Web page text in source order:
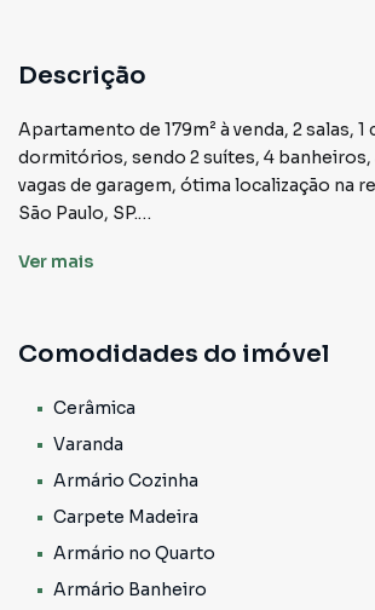
Descrição
Apartamento de 179m² à venda, 2 salas, 1
dormitórios, sendo 2 suítes, 4 banheiros,
vagas de garagem, ótima localização na
São Paulo, SP.
Salas: São duas salas espaçosas,
que acomoda confortavelmente seus
excelente iluminação natural, criando um
acolhedor e elegante.
Cozinha: A cozinha é perfeita para quem
funcionalidade. Com layout inteligente,
suficiente para armários planejados,
preparar suas refeições do dia a dia ou
Ver mais
Comodidades do imóvel
Cerâmica
Varanda
Armário Cozinha
Carpete Madeira
Armário no Quarto
Armário Banheiro